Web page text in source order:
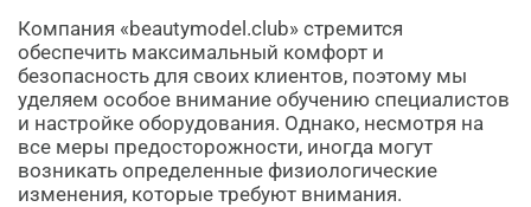
Компания «beautymodel.club» стремится
обеспечить максимальный комфорт и
безопасность для своих клиентов, поэтому мы
уделяем особое внимание обучению специалистов
и настройке оборудования. Однако, несмотря на
все меры предосторожности, иногда могут
возникать определенные физиологические
изменения, которые требуют внимания.